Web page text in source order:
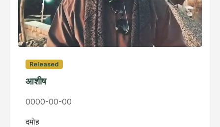
Released
आशीष
0000-00-00
दमोह